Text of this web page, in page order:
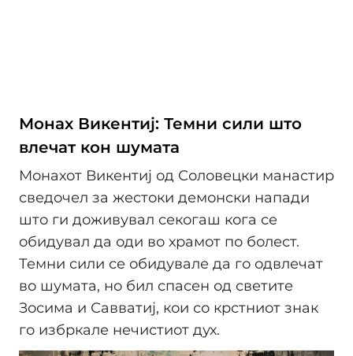
Монах Викентиј: Темни сили што
влечат кон шумата
Монахот Викентиј од Соловецки манастир
сведочел за жестоки демонски напади
што ги доживувал секогаш кога се
обидувал да оди во храмот по болест.
Темни сили се обидувале да го одвлечат
во шумата, но бил спасен од светите
Зосима и Савватиј, кои со крстниот знак
го избркале нечистиот дух.